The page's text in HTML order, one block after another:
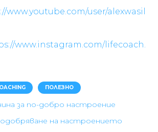
www.youtube.com/user/alexwasil
www.instagram.com/lifecoach.
ПОЛЕЗНО
за по-добро настроение
на настроението